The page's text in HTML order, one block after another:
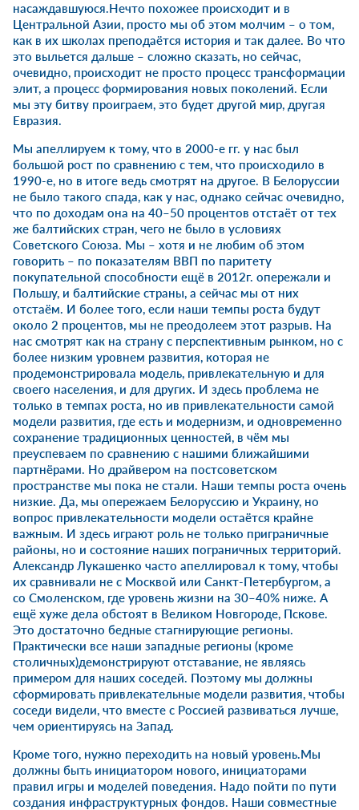
насаждавшуюся.Нечто похожее происходит и в
Центральной Азии, просто мы об этом молчим – о том,
как в их школах преподаётся история и так далее. Во что
это выльется дальше – сложно сказать, но сейчас,
очевидно, происходит не просто процесс трансформации
элит, а процесс формирования новых поколений. Если
мы эту битву проиграем, это будет другой мир, другая
Евразия.
Мы апеллируем к тому, что в 2000-е гг. у нас был
большой рост по сравнению с тем, что происходило в
1990-е, но в итоге ведь смотрят на другое. В Белоруссии
не было такого спада, как у нас, однако сейчас очевидно,
что по доходам она на 40–50 процентов отстаёт от тех
же балтийских стран, чего не было в условиях
Советского Союза. Мы – хотя и не любим об этом
говорить – по показателям ВВП по паритету
покупательной способности ещё в 2012г. опережали и
Польшу, и балтийские страны, а сейчас мы от них
отстаём. И более того, если наши темпы роста будут
около 2 процентов, мы не преодолеем этот разрыв. На
нас смотрят как на страну с перспективным рынком, но с
более низким уровнем развития, которая не
продемонстрировала модель, привлекательную и для
своего населения, и для других. И здесь проблема не
только в темпах роста, но ив привлекательности самой
модели развития, где есть и модернизм, и одновременно
сохранение традиционных ценностей, в чём мы
преуспеваем по сравнению с нашими ближайшими
партнёрами. Но драйвером на постсоветском
пространстве мы пока не стали. Наши темпы роста очень
низкие. Да, мы опережаем Белоруссию и Украину, но
вопрос привлекательности модели остаётся крайне
важным. И здесь играют роль не только приграничные
районы, но и состояние наших пограничных территорий.
Александр Лукашенко часто апеллировал к тому, чтобы
их сравнивали не с Москвой или Санкт-Петербургом, а
со Смоленском, где уровень жизни на 30–40% ниже. А
ещё хуже дела обстоят в Великом Новгороде, Пскове.
Это достаточно бедные стагнирующие регионы.
Практически все наши западные регионы (кроме
столичных)демонстрируют отставание, не являясь
примером для наших соседей. Поэтому мы должны
сформировать привлекательные модели развития, чтобы
соседи видели, что вместе с Россией развиваться лучше,
чем ориентируясь на Запад.
Кроме того, нужно переходить на новый уровень.Мы
должны быть инициатором нового, инициаторами
правил игры и моделей поведения. Надо пойти по пути
создания инфраструктурных фондов. Наши совместные